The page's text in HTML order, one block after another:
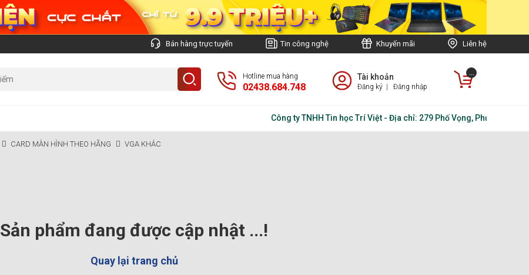
Bán hàng trực tuyến Tin công nghệ Khuyến mãi Liên hệ
Hotline mua hàng
02438.684.748
Tài khoản
Đăng ký Đăng nhập
...
Công ty TNHH Tin học Trí Việt - Địa chỉ: 279 Phố Vọng, Phường
CARD MÀN HÌNH THEO HÃNG VGA KHÁC
Sản phẩm đang được cập nhật ...!
Quay lại trang chủ